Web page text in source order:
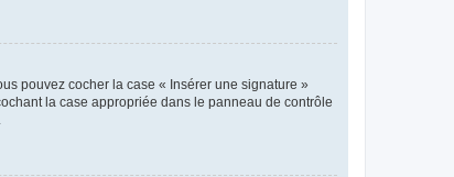
pouvez cocher la case « Insérer une signature »
la case appropriée dans le panneau de contrôle